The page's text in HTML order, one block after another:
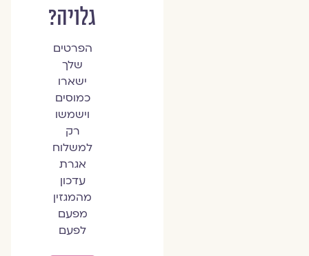
גלויה?
הפרטים
שלך
ישארו
כמוסים
וישמשו
רק
למשלוח
אגרת
עדכון
מהמגזין
מפעם
לפעם